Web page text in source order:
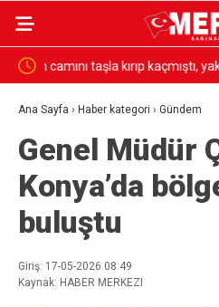
18 madencinin öldüğü olayın
yakalandı
Ana Sayfa › Haber kategori › Gündem
Genel Müdür
Konya’da
buluştu
Giriş: 17-05-2026 08:49
Kaynak: HABER MERKEZI